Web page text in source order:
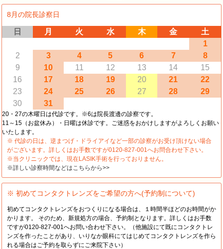
8月の院長診察日
日 月 火 水 木 金
土
1
2
3 4 5 6 7
8
9
10 11 12 13 14
15
16
17 18 19 20 21
22
23
24 25 26 27 28
29
30
31
20・27の木曜日は代診です。※6は院長渡邊の診察です。
11～15（お盆休み）・日曜は休診です。ご迷惑をおかけしますがよろしくお願い
いたします。
※ 代診の日は、逆まつげ・ドライアイなど一部の診察がお受け頂けない場合
がございます。詳しくはお手数ですが0120-827-001へお問合わせ下さい。
※当クリニックでは、現在LASIK手術を行っておりません。
※詳しい診察時間などはこちらから>>
※ 初めてコンタクトレンズをご希望の方へ(予約制について)
初めてコンタクトレンズをおつくりになる場合は、１時間半ほどのお時間がか
かります。 そのため、新規処方の場合、予約制となります。詳しくはお手数
ですが0120-827-001へお問い合わせ下さい。（他施設にて既にコンタクトレ
ンズを作ったことがあり、いりなか眼科にてはじめてコンタクトレンズを作ら
れる場合はご予約を取らずにご来院下さい）